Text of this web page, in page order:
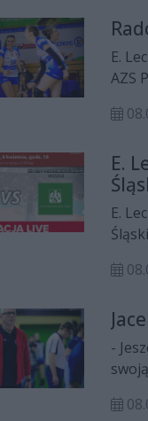
E.
AZS
em
E.
E.
-
KŚ